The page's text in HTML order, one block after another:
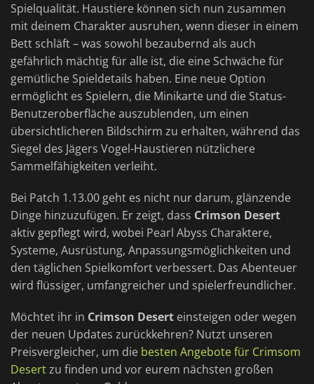
Spielqualität. Haustiere können sich nun zusammen
mit deinem Charakter ausruhen, wenn dieser in einem
Bett schläft – was sowohl bezaubernd als auch
gefährlich mächtig für alle ist, die eine Schwäche für
gemütliche Spieldetails haben. Eine neue Option
ermöglicht es Spielern, die Minikarte und die Status-
Benutzeroberfläche auszublenden, um einen
übersichtlicheren Bildschirm zu erhalten, während das
Siegel des Jägers Vogel-Haustieren nützlichere
Sammelfähigkeiten verleiht.
Bei Patch 1.13.00 geht es nicht nur darum, glänzende
Dinge hinzuzufügen. Er zeigt, dass Crimson Desert
aktiv gepflegt wird, wobei Pearl Abyss Charaktere,
Systeme, Ausrüstung, Anpassungsmöglichkeiten und
den täglichen Spielkomfort verbessert. Das Abenteuer
wird flüssiger, umfangreicher und spielerfreundlicher.
Möchtet ihr in Crimson Desert einsteigen oder wegen
der neuen Updates zurückkehren? Nutzt unseren
Preisvergleicher, um die besten Angebote für Crimsom
Desertzu finden und vor eurem nächsten großen